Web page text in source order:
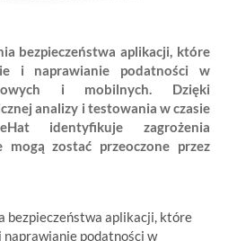
bezpieczeństwa aplikacji, które
i naprawianie podatności w
i mobilnych. Dzięki
analizy i testowania w czasie
identyfikuje zagrożenia
mogą zostać przeoczone przez
bezpieczeństwa aplikacji, które
podatności w